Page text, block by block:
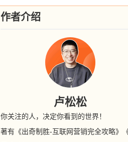
作者介绍
卢松松
你关注的人，决定你看到的世界！
著有《出奇制胜-互联网营销完全攻略》